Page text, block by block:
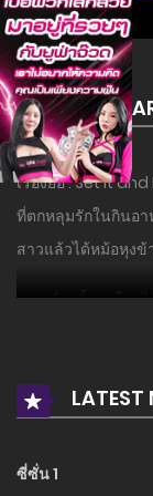
เรื่องย่อ : Set it
ที่ตกหลุมรักในกินอา
สาวแล้วได้หม้อหุง
อ่านเรื่องนี้ก่อนใคร
LATEST
ซี่ซั่น 1